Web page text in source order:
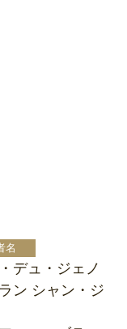
デュ・ジェノ
ン シャン・ジ